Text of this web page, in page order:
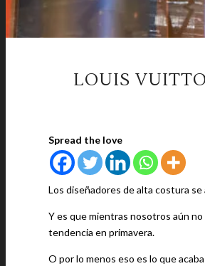
LOUIS
Spread the love
Los diseñadores de alta costura
Y es que mientras nosotros aún
tendencia en primavera.
O por lo menos eso es lo que